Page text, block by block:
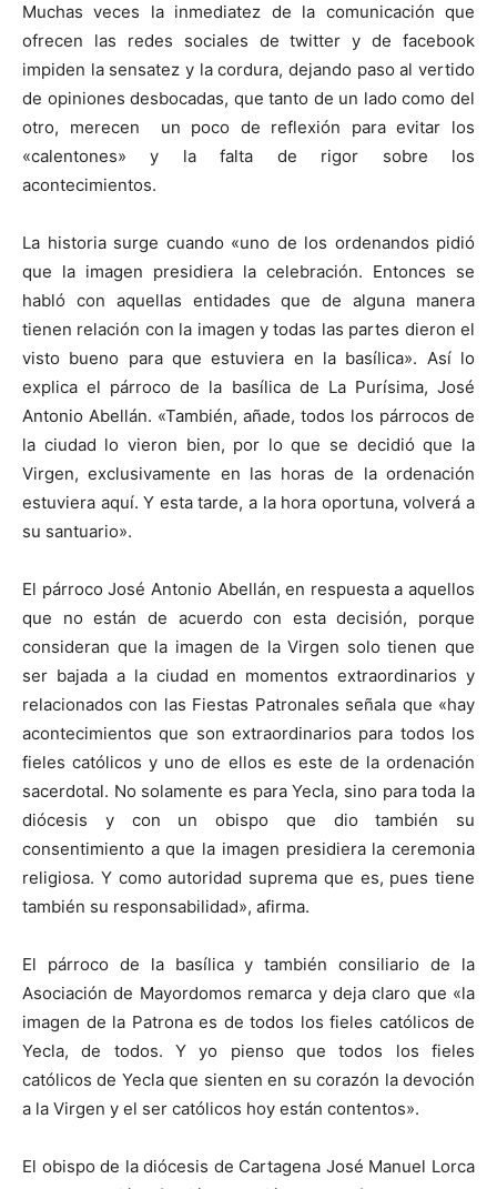
Muchas veces la inmediatez de la comunicación que
ofrecen las redes sociales de twitter y de facebook
impiden la sensatez y la cordura, dejando paso al vertido
de opiniones desbocadas, que tanto de un lado como del
otro, merecen un poco de reflexión para evitar los
«calentones» y la falta de rigor sobre los
acontecimientos.
La historia surge cuando «uno de los ordenandos pidió
que la imagen presidiera la celebración. Entonces se
habló con aquellas entidades que de alguna manera
tienen relación con la imagen y todas las partes dieron el
visto bueno para que estuviera en la basílica». Así lo
explica el párroco de la basílica de La Purísima, José
Antonio Abellán. «También, añade, todos los párrocos de
la ciudad lo vieron bien, por lo que se decidió que la
Virgen, exclusivamente en las horas de la ordenación
estuviera aquí. Y esta tarde, a la hora oportuna, volverá a
su santuario».
El párroco José Antonio Abellán, en respuesta a aquellos
que no están de acuerdo con esta decisión, porque
consideran que la imagen de la Virgen solo tienen que
ser bajada a la ciudad en momentos extraordinarios y
relacionados con las Fiestas Patronales señala que «hay
acontecimientos que son extraordinarios para todos los
fieles católicos y uno de ellos es este de la ordenación
sacerdotal. No solamente es para Yecla, sino para toda la
diócesis y con un obispo que dio también su
consentimiento a que la imagen presidiera la ceremonia
religiosa. Y como autoridad suprema que es, pues tiene
también su responsabilidad», afirma.
El párroco de la basílica y también consiliario de la
Asociación de Mayordomos remarca y deja claro que «la
imagen de la Patrona es de todos los fieles católicos de
Yecla, de todos. Y yo pienso que todos los fieles
católicos de Yecla que sienten en su corazón la devoción
a la Virgen y el ser católicos hoy están contentos».
El obispo de la diócesis de Cartagena José Manuel Lorca